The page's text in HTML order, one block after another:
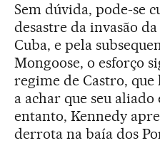
Sem dúvida, pode-se
desastre da invasão
Cuba, e pela
Mongoose, o esforço
regime de Castro, que
a achar que seu aliado
entanto, Kennedy
derrota na baía dos